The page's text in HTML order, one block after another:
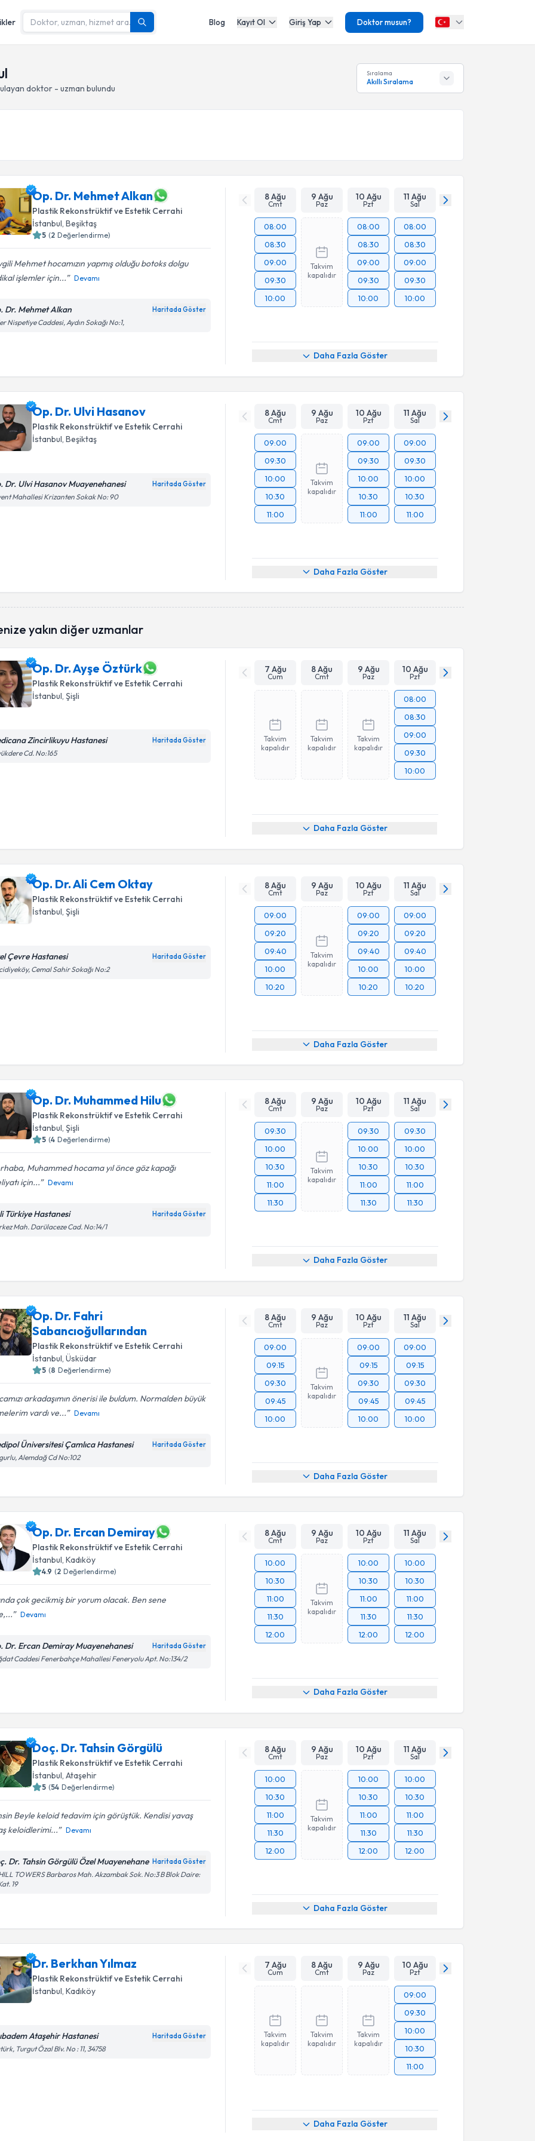
Blog Kayıt Ol Giriş Yap Doktor musun?
doktor - uzman bulundu
Sıralama
Akıllı Sıralama
Op. Dr. Mehmet Alkan
Plastik Rekonstrüktif ve Estetik Cerrahi
İstanbul, Beşiktaş
5 (2 Değerlendirme)
Mehmet hocamızın yapmış olduğu botoks dolgu
işlemler için...
Devamı
Dr. Mehmet Alkan Haritada Göster
Nispetiye Caddesi, Aydın Sokağı No:1,
8 Ağu
Cmt
9 Ağu
Paz
10 Ağu
Pzt
11 Ağu
Sal
08:00
08:30
09:00
09:30
10:00
Takvim
kapalıdır
08:00
08:30
09:00
09:30
10:00
08:00
08:30
09:00
09:30
10:00
Daha Fazla Göster
Op. Dr. Ulvi Hasanov
Plastik Rekonstrüktif ve Estetik Cerrahi
İstanbul , Beşiktaş
Dr. Ulvi Hasanov Muayenehanesi Haritada Göster
Mahallesi Krizanten Sokak No: 90
8 Ağu
Cmt
9 Ağu
Paz
10 Ağu
Pzt
11 Ağu
Sal
09:00
09:30
10:00
10:30
11:00
Takvim
kapalıdır
09:00
09:30
10:00
10:30
11:00
09:00
09:30
10:00
10:30
11:00
Daha Fazla Göster
yakın diğer uzmanlar
Op. Dr. Ayşe Öztürk
Plastik Rekonstrüktif ve Estetik Cerrahi
İstanbul, Şişli
Zincirlikuyu Hastanesi Haritada Göster
Cd. No:165
7 Ağu
Cum
8 Ağu
Cmt
9 Ağu
Paz
10 Ağu
Pzt
Takvim
kapalıdır
Takvim
kapalıdır
Takvim
kapalıdır
08:00
08:30
09:00
09:30
10:00
Daha Fazla Göster
Op. Dr. Ali Cem Oktay
Plastik Rekonstrüktif ve Estetik Cerrahi
İstanbul , Şişli
Çevre Hastanesi Haritada Göster
Cemal Sahir Sokağı No:2
8 Ağu
Cmt
9 Ağu
Paz
10 Ağu
Pzt
11 Ağu
Sal
09:00
09:20
09:40
10:00
10:20
Takvim
kapalıdır
09:00
09:20
09:40
10:00
10:20
09:00
09:20
09:40
10:00
10:20
Daha Fazla Göster
Op. Dr. Muhammed Hilu
Plastik Rekonstrüktif ve Estetik Cerrahi
İstanbul, Şişli
5 (4 Değerlendirme)
Muhammed hocama yıl önce göz kapağı
için...
Devamı
Türkiye Hastanesi Haritada Göster
Mah. Darülaceze Cad. No:14/1
8 Ağu
Cmt
9 Ağu
Paz
10 Ağu
Pzt
11 Ağu
Sal
09:30
10:00
10:30
11:00
11:30
Takvim
kapalıdır
09:30
10:00
10:30
11:00
11:30
09:30
10:00
10:30
11:00
11:30
Daha Fazla Göster
Op. Dr. Fahri
Sabancıoğullarından
Plastik Rekonstrüktif ve Estetik Cerrahi
İstanbul , Üsküdar
5 (8 Değerlendirme)
arkadaşımın önerisi ile buldum. Normalden büyük
vardı ve...
Devamı
Üniversitesi Çamlıca Hastanesi Haritada Göster
Alemdağ Cd No:102
8 Ağu
Cmt
9 Ağu
Paz
10 Ağu
Pzt
11 Ağu
Sal
09:00
09:15
09:30
09:45
10:00
Takvim
kapalıdır
09:00
09:15
09:30
09:45
10:00
09:00
09:15
09:30
09:45
10:00
Daha Fazla Göster
Op. Dr. Ercan Demiray
Plastik Rekonstrüktif ve Estetik Cerrahi
İstanbul, Kadıköy
4.9 (2 Değerlendirme)
çok gecikmiş bir yorum olacak. Ben sene
Devamı
Dr. Ercan Demiray Muayenehanesi Haritada Göster
Caddesi Fenerbahçe Mahallesi Feneryolu Apt. No:134/2
8 Ağu
Cmt
9 Ağu
Paz
10 Ağu
Pzt
11 Ağu
Sal
10:00
10:30
11:00
11:30
12:00
Takvim
kapalıdır
10:00
10:30
11:00
11:30
12:00
10:00
10:30
11:00
11:30
12:00
Daha Fazla Göster
Doç. Dr. Tahsin Görgülü
Plastik Rekonstrüktif ve Estetik Cerrahi
İstanbul , Ataşehir
5 (54 Değerlendirme)
Beyle keloid tedavim için görüştük. Kendisi yavaş
keloidlerimi...
Devamı
Dr. Tahsin Görgülü Özel Muayenehane Haritada Göster
TOWERS Barbaros Mah. Akzambak Sok. No:3 B Blok Daire:
19
8 Ağu
Cmt
9 Ağu
Paz
10 Ağu
Pzt
11 Ağu
Sal
10:00
10:30
11:00
11:30
12:00
Takvim
kapalıdır
10:00
10:30
11:00
11:30
12:00
10:00
10:30
11:00
11:30
12:00
Daha Fazla Göster
Dr. Berkhan Yılmaz
Plastik Rekonstrüktif ve Estetik Cerrahi
İstanbul, Kadıköy
Ataşehir Hastanesi Haritada Göster
Turgut Özal Blv. No : 11, 34758
7 Ağu
Cum
8 Ağu
Cmt
9 Ağu
Paz
10 Ağu
Pzt
Takvim
kapalıdır
Takvim
kapalıdır
Takvim
kapalıdır
09:00
09:30
10:00
10:30
11:00
Daha Fazla Göster